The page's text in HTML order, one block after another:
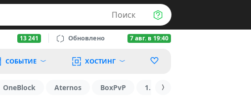
Поиск
13 241 Обновлено 7 авг. в 19:40
СОБЫТИЕ ХОСТИНГ
OneBlock Aternos BoxPvP 1.16